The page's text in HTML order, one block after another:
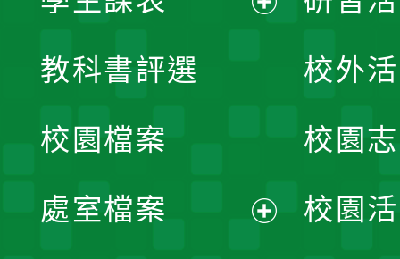
單
教科書評選
校園檔案
處室檔案
校外
校園
校園